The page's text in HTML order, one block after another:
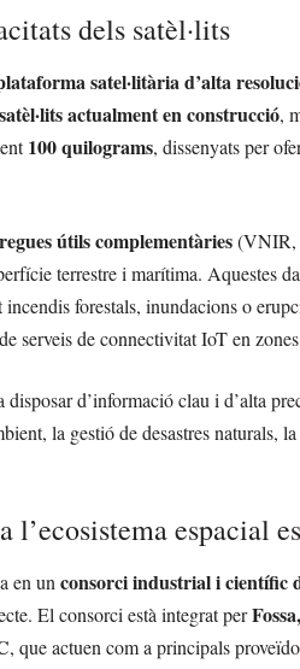
dels satèl·lits
satel·litària d’alta
actualment en construcció,
100 quilograms, dissenyats per
útils complementàries(VNIR,
terrestre i marítima. Aquestes
forestals, inundacions o
serveis de connectivitat IoT en
d’informació clau i d’alta
la gestió de desastres naturals,
espacial
en unconsorci industrial i científic
El consorci està integrat per
, que actuen com a principals